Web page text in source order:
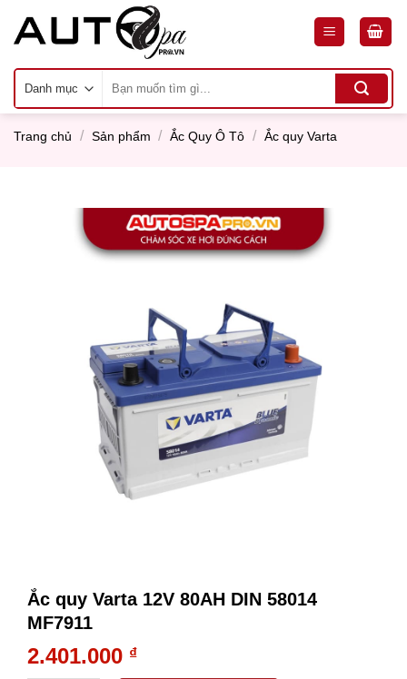
kiếm:
Trang chủ / Sản phẩm / Ắc Quy Ô Tô / Ắc quy Varta
Ắc quy Varta 12V 80AH DIN 58014
MF7911
2.401.000 ₫